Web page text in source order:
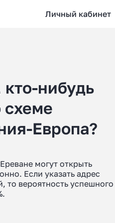
Личный кабинет
нибудь
схеме
Европа?
могут открыть
Если указать адрес
то вероятность успешного